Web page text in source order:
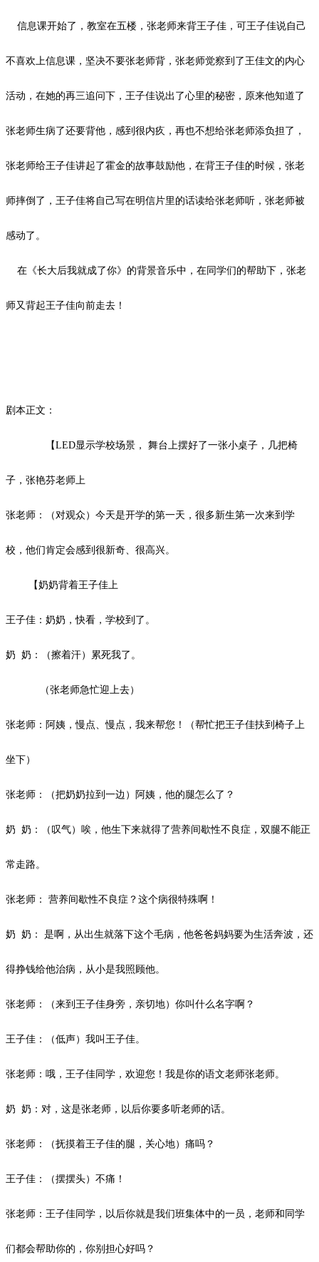
信息课开始了，教室在五楼，张老师来背王子佳，可王子佳说自己
不喜欢上信息课，坚决不要张老师背，张老师觉察到了王佳文的内心
活动，在她的再三追问下，王子佳说出了心里的秘密，原来他知道了
张老师生病了还要背他，感到很内疚，再也不想给张老师添负担了，
张老师给王子佳讲起了霍金的故事鼓励他，在背王子佳的时候，张老
师摔倒了，王子佳将自己写在明信片里的话读给张老师听，张老师被
感动了。
在《长大后我就成了你》的背景音乐中，在同学们的帮助下，张老
师又背起王子佳向前走去！
剧本正文：
【LED显示学校场景， 舞台上摆好了一张小桌子，几把椅
子，张艳芬老师上
张老师：（对观众）今天是开学的第一天，很多新生第一次来到学
校，他们肯定会感到很新奇、很高兴。
【奶奶背着王子佳上
王子佳：奶奶，快看，学校到了。
奶 奶：（擦着汗）累死我了。
（张老师急忙迎上去）
张老师：阿姨，慢点、慢点，我来帮您！（帮忙把王子佳扶到椅子上
坐下）
张老师：（把奶奶拉到一边）阿姨，他的腿怎么了？
奶 奶：（叹气）唉，他生下来就得了营养间歇性不良症，双腿不能正
常走路。
张老师： 营养间歇性不良症？这个病很特殊啊！
奶 奶： 是啊，从出生就落下这个毛病，他爸爸妈妈要为生活奔波，还
得挣钱给他治病，从小是我照顾他。
张老师：（来到王子佳身旁，亲切地）你叫什么名字啊？
王子佳：（低声）我叫王子佳。
张老师：哦，王子佳同学，欢迎您！我是你的语文老师张老师。
奶 奶：对，这是张老师，以后你要多听老师的话。
张老师：（抚摸着王子佳的腿，关心地）痛吗？
王子佳：（摆摆头）不痛！
张老师：王子佳同学，以后你就是我们班集体中的一员，老师和同学
们都会帮助你的，你别担心好吗？